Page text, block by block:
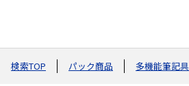
検索TOP パック商品 多機能筆記具